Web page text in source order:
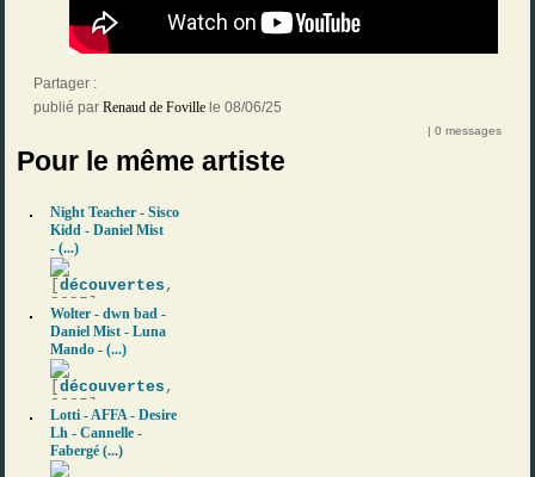
Partager :
publié par Renaud de Foville le 08/06/25
| 0 messages
Pour le même artiste
Night Teacher - Sisco
Kidd - Daniel Mist
- (...)
[découvertes ,
2025]
Wolter - dwn bad -
Daniel Mist - Luna
Mando - (...)
[découvertes ,
2025]
Lotti - AFFA - Desire
Lh - Cannelle -
Fabergé (...)